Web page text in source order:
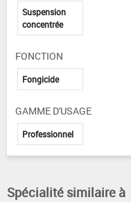
Suspension
concentrée
FONCTION
Fongicide
GAMME D'USAGE
Professionnel
Spécialité similaire à